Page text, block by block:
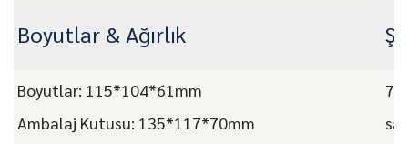
Boyutlar & Ağırlık
Boyutlar: 115*104*61mm
Ambalaj Kutusu: 135*117*70mm